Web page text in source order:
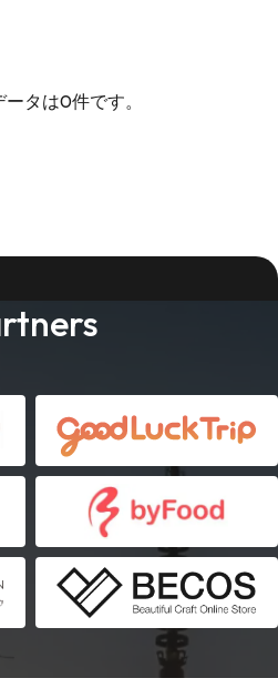
タは0件です。